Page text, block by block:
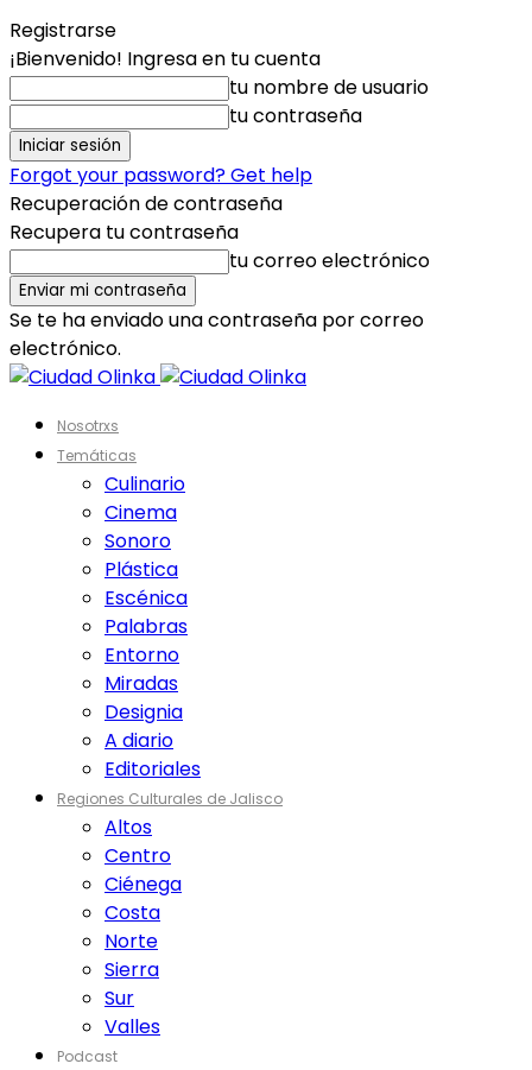
Registrarse
¡Bienvenido! Ingresa en tu cuenta
tu nombre de usuario
tu contraseña
Forgot your password? Get help
Recuperación de contraseña
Recupera tu contraseña
tu correo electrónico
Se te ha enviado una contraseña por correo
electrónico.
Nosotrxs
Temáticas
Culinario
Cinema
Sonoro
Plástica
Escénica
Palabras
Entorno
Miradas
Designia
A diario
Editoriales
Regiones Culturales de Jalisco
Altos
Centro
Ciénega
Costa
Norte
Sierra
Sur
Valles
Podcast